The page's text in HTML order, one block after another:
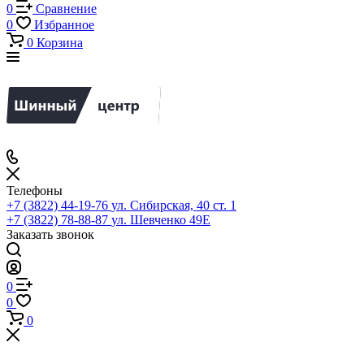
0
Сравнение
0
Избранное
0 Корзина
Телефоны
+7 (3822) 44-19-76 ул. Сибирская, 40 ст. 1
+7 (3822) 78-88-87 ул. Шевченко 49Е
Заказать звонок
0
0
0